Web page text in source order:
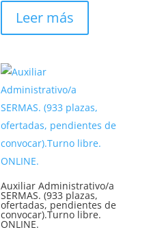
Leer más
Auxiliar Administrativo/a
SERMAS. (933 plazas,
ofertadas, pendientes de
convocar).Turno libre.
ONLINE.